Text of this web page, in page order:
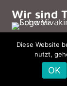
Wir sind
© 2026 Viva
|
Diese Website
nutzt,
OK